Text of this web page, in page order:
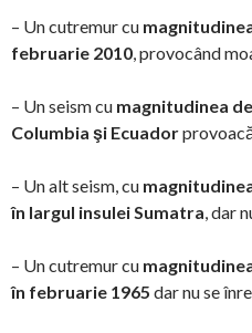
– Un cutremur cu
februarie 2010, provocând
– Un seism cu magnitudinea
Columbia şi Ecuador
– Un alt seism, cu
în largul insulei Sumatra, dar
– Un cutremur cu
în februarie 1965 dar nu se